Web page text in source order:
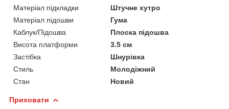
Матеріал підкладки
Штучне хутро
Матеріал підошви
Гума
Каблук/Підошва
Плоска підошва
Висота платформи
3.5 см
Застібка
Шнурівка
Стиль
Молодіжний
Стан
Новий
Приховати